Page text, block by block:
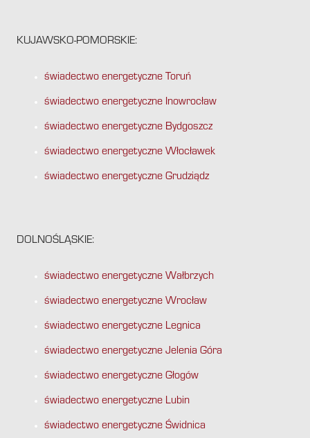
KUJAWSKO-POMORSKIE:
świadectwo energetyczne Toruń
świadectwo energetyczne Inowrocław
świadectwo energetyczne Bydgoszcz
świadectwo energetyczne Włocławek
świadectwo energetyczne Grudziądz
DOLNOŚLĄSKIE:
świadectwo energetyczne Wałbrzych
świadectwo energetyczne Wrocław
świadectwo energetyczne Legnica
świadectwo energetyczne Jelenia Góra
świadectwo energetyczne Głogów
świadectwo energetyczne Lubin
świadectwo energetyczne Świdnica